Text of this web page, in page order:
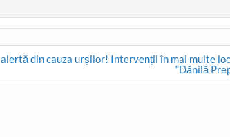
din cauza urșilor! Intervenții în mai multe
“Dănilă